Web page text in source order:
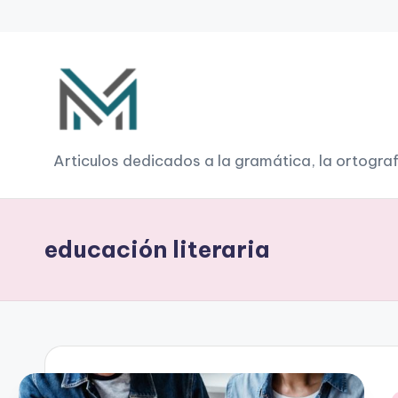
contenido
G
r
a
á
ti
c
Articulos dedicados a la gramática, la
educación literaria